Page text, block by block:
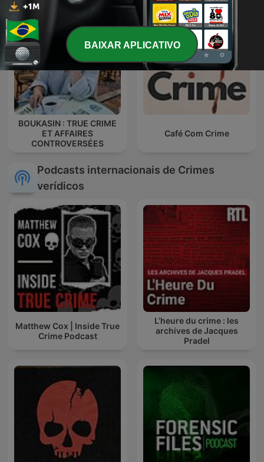
BOUKASIN : TRUE CRIME
ET AFFAIRES
CONTROVERSÉES
Café Com Crime
Podcasts internacionais de Crimes
verídicos
Matthew Cox | Inside True
Crime Podcast
L’heure du crime : les
archives de Jacques
Pradel
BAIXAR APLICATIVO